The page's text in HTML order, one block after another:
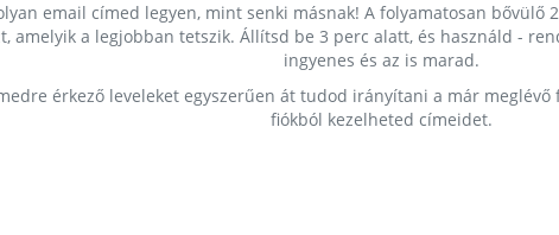
email címed legyen, mint senki másnak! A folyamatosan bővülő
amelyik a legjobban tetszik. Állítsd be 3 perc alatt, és használd -
ingyenes és az is marad.
érkező leveleket egyszerűen át tudod irányítani a már
fiókból kezelheted címeidet.